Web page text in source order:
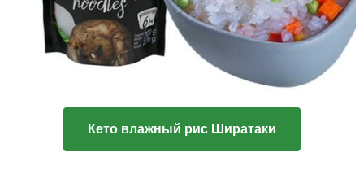
Кето влажный рис Ширатаки